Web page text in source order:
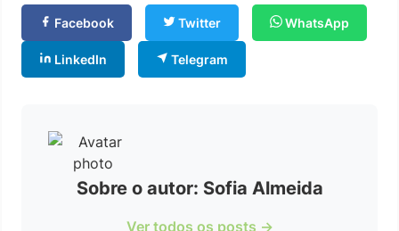
Facebook Twitter WhatsApp
LinkedIn Telegram
Sobre o autor: Sofia Almeida
Ver todos os posts →